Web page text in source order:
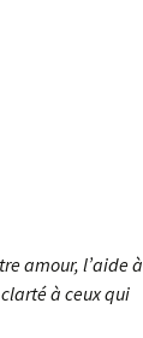
amour, l’aide à
à ceux qui